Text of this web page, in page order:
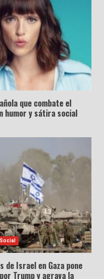
que combate el
humor y sátira social
Social
Israel en Gaza pone
Trump y agrava la